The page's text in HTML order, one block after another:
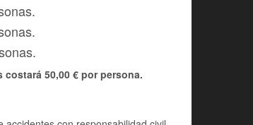
50,00 € por persona.